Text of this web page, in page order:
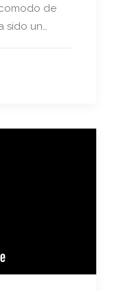
de
sido un…